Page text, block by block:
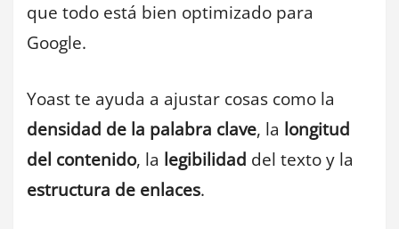
que todo está bien optimizado para
Google.
Yoast te ayuda a ajustar cosas como la
densidad de la palabra clave, la longitud
del contenido, la legibilidad del texto y la
estructura de enlaces.